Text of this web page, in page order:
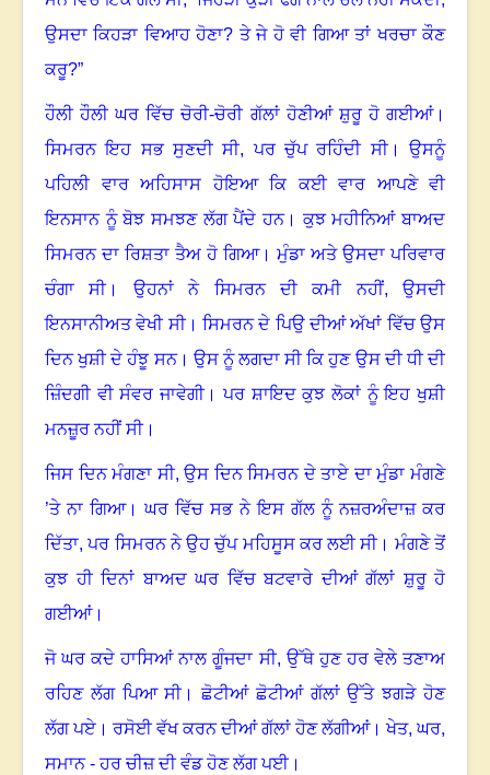
ਉਸਦਾ ਕਿਹੜਾ ਵਿਆਹ ਹੋਣਾ? ਤੇ ਜੇ ਹੋ ਵੀ ਗਿਆ ਤਾਂ ਖਰਚਾ ਕੌਣ
ਕਰੂ?”
ਹੌਲੀ ਹੌਲੀ ਘਰ ਵਿੱਚ ਚੋਰੀ-ਚੋਰੀ ਗੱਲਾਂ ਹੋਣੀਆਂ ਸ਼ੁਰੂ ਹੋ ਗਈਆਂ।
ਸਿਮਰਨ ਇਹ ਸਭ ਸੁਣਦੀ ਸੀ,ਪਰ ਚੁੱਪ ਰਹਿੰਦੀ ਸੀ।ਉਸਨੂੰ
ਪਹਿਲੀ ਵਾਰ ਅਹਿਸਾਸ ਹੋਇਆ ਕਿ ਕਈ ਵਾਰ ਆਪਣੇ ਵੀ
ਇਨਸਾਨ ਨੂੰ ਬੋਝ ਸਮਝਣ ਲੱਗ ਪੈਂਦੇ ਹਨ।ਕੁਝ ਮਹੀਨਿਆਂ ਬਾਅਦ
ਸਿਮਰਨ ਦਾ ਰਿਸ਼ਤਾ ਤੈਅ ਹੋ ਗਿਆ। ਮੁੰਡਾ ਅਤੇ ਉਸਦਾ ਪਰਿਵਾਰ
ਚੰਗਾ ਸੀ। ਉਹਨਾਂ ਨੇ ਸਿਮਰਨ ਦੀ ਕਮੀ ਨਹੀਂ, ਉਸਦੀ
ਇਨਸਾਨੀਅਤ ਵੇਖੀ ਸੀ। ਸਿਮਰਨ ਦੇ ਪਿਉ ਦੀਆਂ ਅੱਖਾਂ ਵਿੱਚ ਉਸ
ਦਿਨ ਖੁਸ਼ੀ ਦੇ ਹੰਝੂ ਸਨ। ਉਸ ਨੂੰ ਲਗਦਾ ਸੀ ਕਿ ਹੁਣ ਉਸ ਦੀ ਧੀ ਦੀ
ਜ਼ਿੰਦਗੀ ਵੀ ਸੰਵਰ ਜਾਵੇਗੀ।ਪਰ ਸ਼ਾਇਦ ਕੁਝ ਲੋਕਾਂ ਨੂੰ ਇਹ ਖੁਸ਼ੀ
ਮਨਜ਼ੂਰ ਨਹੀਂ ਸੀ।
ਜਿਸ ਦਿਨ ਮੰਗਣਾ ਸੀ,ਉਸ ਦਿਨ ਸਿਮਰਨ ਦੇ ਤਾਏ ਦਾ ਮੁੰਡਾ ਮੰਗਣੇ
’ਤੇ ਨਾ ਗਿਆ। ਘਰ ਵਿੱਚ ਸਭ ਨੇ ਇਸ ਗੱਲ ਨੂੰ ਨਜ਼ਰਅੰਦਾਜ਼ ਕਰ
ਦਿੱਤਾ,ਪਰ ਸਿਮਰਨ ਨੇ ਉਹ ਚੁੱਪ ਮਹਿਸੂਸ ਕਰ ਲਈ ਸੀ। ਮੰਗਣੇ ਤੋਂ
ਕੁਝ ਹੀ ਦਿਨਾਂ ਬਾਅਦ ਘਰ ਵਿੱਚ ਬਟਵਾਰੇ ਦੀਆਂ ਗੱਲਾਂ ਸ਼ੁਰੂ ਹੋ
ਗਈਆਂ।
ਜੋ ਘਰ ਕਦੇ ਹਾਸਿਆਂ ਨਾਲ ਗੂੰਜਦਾ ਸੀ, ਉੱਥੇ ਹੁਣ ਹਰ ਵੇਲੇ ਤਣਾਅ
ਰਹਿਣ ਲੱਗ ਪਿਆ ਸੀ।ਛੋਟੀਆਂ ਛੋਟੀਆਂ ਗੱਲਾਂ ਉੱਤੇ ਝਗੜੇ ਹੋਣ
ਲੱਗ ਪਏ । ਰਸੋਈ ਵੱਖ ਕਰਨ ਦੀਆਂ ਗੱਲਾਂ ਹੋਣ ਲੱਗੀਆਂ।ਖੇਤ, ਘਰ,
ਸਮਾਨ - ਹਰ ਚੀਜ਼ ਦੀ ਵੰਡ ਹੋਣ ਲੱਗ ਪਈ।